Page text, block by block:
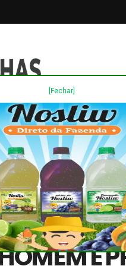
[Fechar]
FALE COM O
/Destaques/Novas/região/
LONDRINA
É